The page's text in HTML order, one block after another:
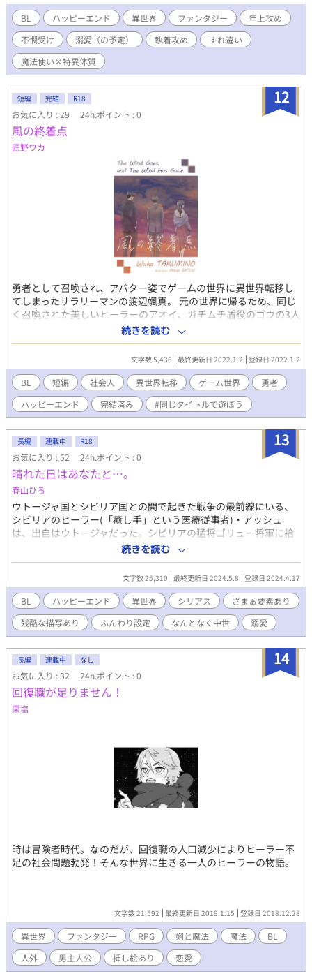
使いの末路である《厄災》が引き起こした大災害で両親を喪った
ことを切欠に魔法使いが嫌いになったユゥイは、特異体質である
ことを隠しながら細々と生活を営んでいた。 そんなある日、ユゥ
イは夜の森で美しい男が倒れているのを見つけ、男が《ケガレ》
に酷く汚染された魔法使いであることを知りながらも、見捨てる
ことができずに助けてしまう。 なんとその男は、冷酷無慈悲な天
ず、《エリオ》と名乗る男と期間限定で《浄化》を行う契約を結
んでしまったユゥイは、しだいに男と過ごす日々を悪くないと思
うようになる。 時を同じくして、彼らが住まう国家《エデルガ
ス》では奇妙な事件が起こり始めていてーー……。 ＊R-15以上の
表現には※ ＊感想、ブクマ、いいねなどいただけるととても励み
BL ハッピーエンド 異世界 ファンタジー
年上攻め
不憫受け
溺愛（の予定） 執着攻め
すれ違い
魔法使い×特異体質
12
短編 完結 R18
お気に入り : 29 24h.ポイント : 0
風の終着点
匠野ワカ
勇者として召喚され、アバター姿でゲームの世界に異世界転移し
てしまったサラリーマンの渡辺颯真。 元の世界に帰るため、同じ
く召喚された美しいヒーラーのアオイ、ガチムチ盾役のゴウの3人
で力を合わせて魔王討伐の旅に出る。 そんな中、優しく美しいア
オイに恋をするがーー！？ 『#同じタイトルで遊ぼう』という企
画に寄稿したお話です。 イラストは佐藤みたお様、表紙デザイン
はNeCCo様。 全4話。完結済みです。 （女性は出てきますが、ち
ゃんとR18のBLです）
続きを読む
文字数 5,436 最終更新日 2022.1.2 登録日 2022.1.2
BL 短編 社会人 異世界転移 ゲーム世界
勇者
ハッピーエンド
完結済み #同じタイトルで遊ぼう
13
長編 連載中 R18
お気に入り : 52 24h.ポイント : 0
晴れた日はあなたと…。
春山ひろ
ウトージャ国とシビリア国との間で起きた戦争の最前線にいる、
シビリアのヒーラー(「癒し手」という医療従事者)・アッシュ
は、出自はウトージャだった。シビリアの猛将ゴリュー将軍に拾
われて、敵国でヒーラーとして生きるアッシュのお話。受けの過
去が不憫ですが、未来は溺愛予定。元美形王子×不憫受け。他の
サイトにも投稿しています。ふんわり異世界設定。
続きを読む
文字数 25,310 最終更新日 2024.5.8 登録日 2024.4.17
BL ハッピーエンド 異世界 シリアス
ざまぁ要素あり
残酷な描写あり
ふんわり設定 なんとなく中世 溺愛
14
長編 連載中 なし
お気に入り : 32 24h.ポイント : 0
回復職が足りません！
栗塩
時は冒険者時代。なのだが、回復職の人口減少によりヒーラー不
足の社会問題勃発！そんな世界に生きる一人のヒーラーの物語。
文字数 21,592 最終更新日 2019.1.15 登録日 2018.12.28
異世界 ファンタジー RPG 剣と魔法 魔法
BL
人外
男主人公 挿し絵あり 恋愛